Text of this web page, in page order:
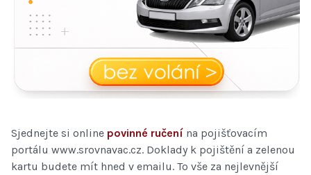
Sjednejte si online povinné ručení na pojišťovacím
portálu www.srovnavac.cz. Doklady k pojištění a zelenou
kartu budete mít hned v emailu. To vše za nejlevnější